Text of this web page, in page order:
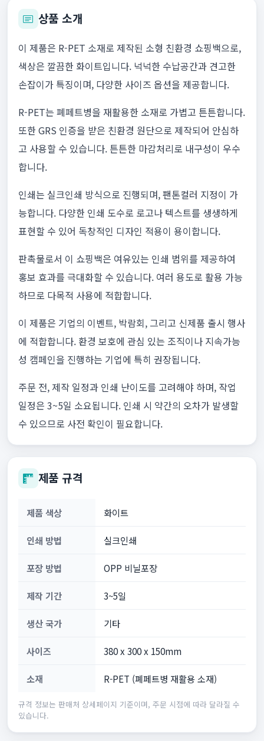
상품 소개
이 제품은 R-PET 소재로 제작된 소형 친환경 쇼핑백으로,
색상은 깔끔한 화이트입니다. 넉넉한 수납공간과 견고한
손잡이가 특징이며, 다양한 사이즈 옵션을 제공합니다.
R-PET는 폐페트병을 재활용한 소재로 가볍고 튼튼합니다.
또한 GRS 인증을 받은 친환경 원단으로 제작되어 안심하
고 사용할 수 있습니다. 튼튼한 마감처리로 내구성이 우수
합니다.
인쇄는 실크인쇄 방식으로 진행되며, 팬톤컬러 지정이 가
능합니다. 다양한 인쇄 도수로 로고나 텍스트를 생생하게
표현할 수 있어 독창적인 디자인 적용이 용이합니다.
판촉물로서 이 쇼핑백은 여유있는 인쇄 범위를 제공하여
홍보 효과를 극대화할 수 있습니다. 여러 용도로 활용 가능
하므로 다목적 사용에 적합합니다.
이 제품은 기업의 이벤트, 박람회, 그리고 신제품 출시 행사
에 적합합니다. 환경 보호에 관심 있는 조직이나 지속가능
성 캠페인을 진행하는 기업에 특히 권장됩니다.
주문 전, 제작 일정과 인쇄 난이도를 고려해야 하며, 작업
일정은 3~5일 소요됩니다. 인쇄 시 약간의 오차가 발생할
수 있으므로 사전 확인이 필요합니다.
제품 규격
제품 색상 화이트
인쇄 방법 실크인쇄
포장 방법 OPP 비닐포장
제작 기간 3~5일
생산 국가 기타
사이즈 380 x 300 x 150mm
소재 R-PET (폐페트병 재활용 소재)
규격 정보는 판매처 상세페이지 기준이며, 주문 시점에 따라 달라질 수
있습니다.